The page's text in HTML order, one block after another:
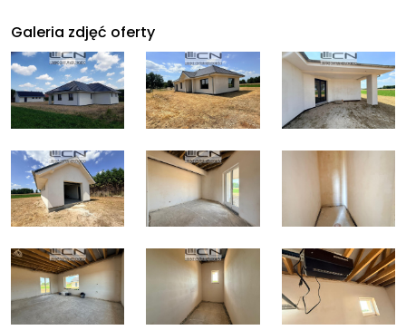
Galeria zdjęć oferty